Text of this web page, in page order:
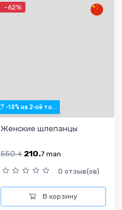
-62%
-10% на 2-ой то...
Женские шлепанцы
550.4 210.7 man
0 отзыв(ов)
В корзину